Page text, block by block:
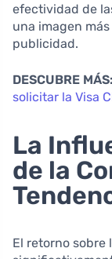
efectividad de
una imagen
publicidad.
DESCUBRE MÁS:
solicitar la Visa
La
de la
El retorno sobre